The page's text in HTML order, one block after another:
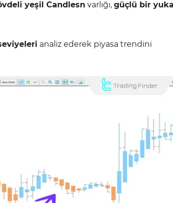
yeşil Candlesn varlığı, güçlü bir
analiz ederek piyasa trendini